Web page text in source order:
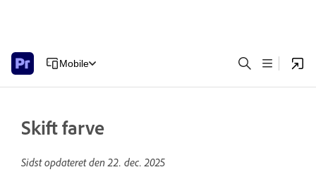
Mobile
Skift farve
Sidst opdateret den22. dec. 2025